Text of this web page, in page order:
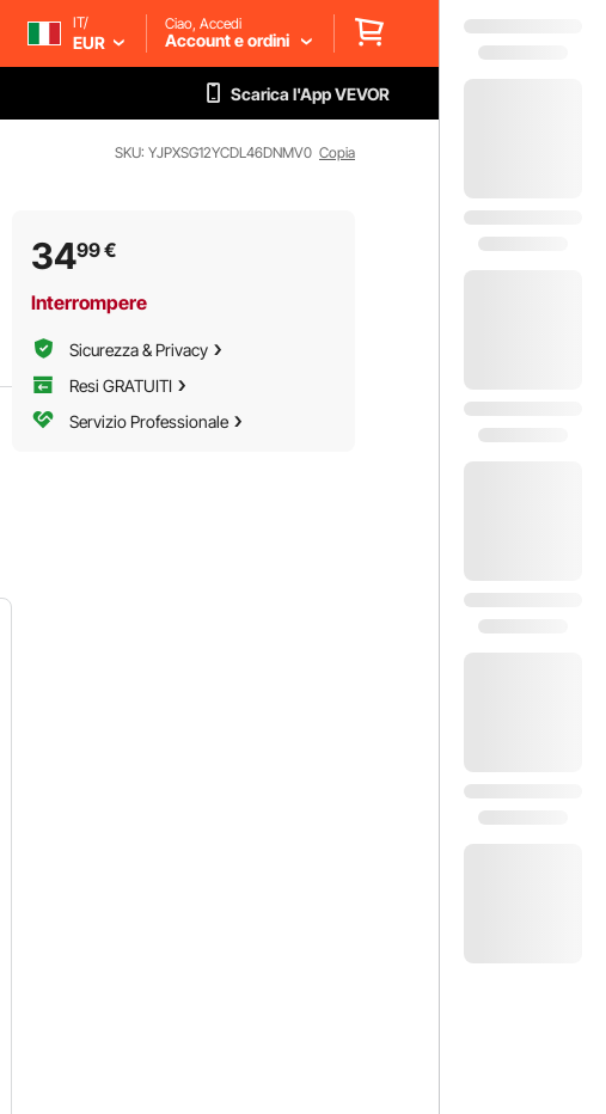
IT/
EUR
Ciao, Accedi
Account e ordini
Scarica l'App VEVOR
SKU: YJPXSG12YCDL46DNMV0 Copia
3499€
Interrompere
Sicurezza & Privacy
Resi GRATUITI
Servizio Professionale